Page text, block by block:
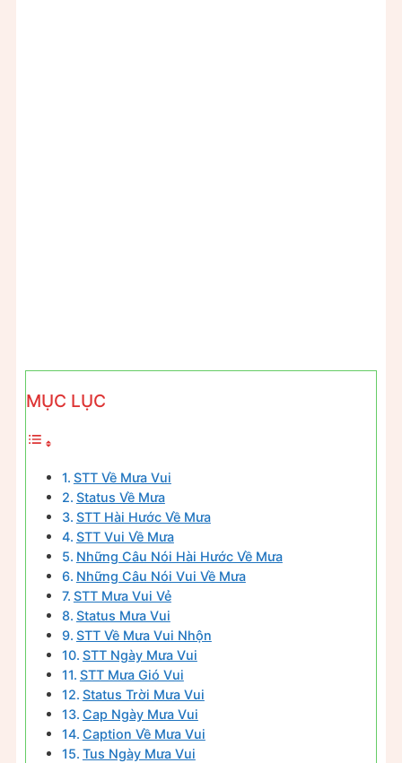
MỤC LỤC
STT Về Mưa Vui
Status Về Mưa
STT Hài Hước Về Mưa
STT Vui Về Mưa
Những Câu Nói Hài Hước Về Mưa
Những Câu Nói Vui Về Mưa
STT Mưa Vui Vẻ
Status Mưa Vui
STT Về Mưa Vui Nhộn
STT Ngày Mưa Vui
STT Mưa Gió Vui
Status Trời Mưa Vui
Cap Ngày Mưa Vui
Caption Về Mưa Vui
Tus Ngày Mưa Vui